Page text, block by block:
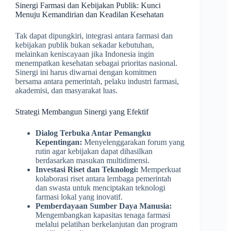
Sinergi Farmasi dan Kebijakan Publik: Kunci
Menuju Kemandirian dan Keadilan Kesehatan
Tak dapat dipungkiri, integrasi antara farmasi dan
kebijakan publik bukan sekadar kebutuhan,
melainkan keniscayaan jika Indonesia ingin
menempatkan kesehatan sebagai prioritas nasional.
Sinergi ini harus diwarnai dengan komitmen
bersama antara pemerintah, pelaku industri farmasi,
akademisi, dan masyarakat luas.
Strategi Membangun Sinergi yang Efektif
Dialog Terbuka Antar Pemangku
Kepentingan: Menyelenggarakan forum yang
rutin agar kebijakan dapat dihasilkan
berdasarkan masukan multidimensi.
Investasi Riset dan Teknologi: Memperkuat
kolaborasi riset antara lembaga pemerintah
dan swasta untuk menciptakan teknologi
farmasi lokal yang inovatif.
Pemberdayaan Sumber Daya Manusia:
Mengembangkan kapasitas tenaga farmasi
melalui pelatihan berkelanjutan dan program